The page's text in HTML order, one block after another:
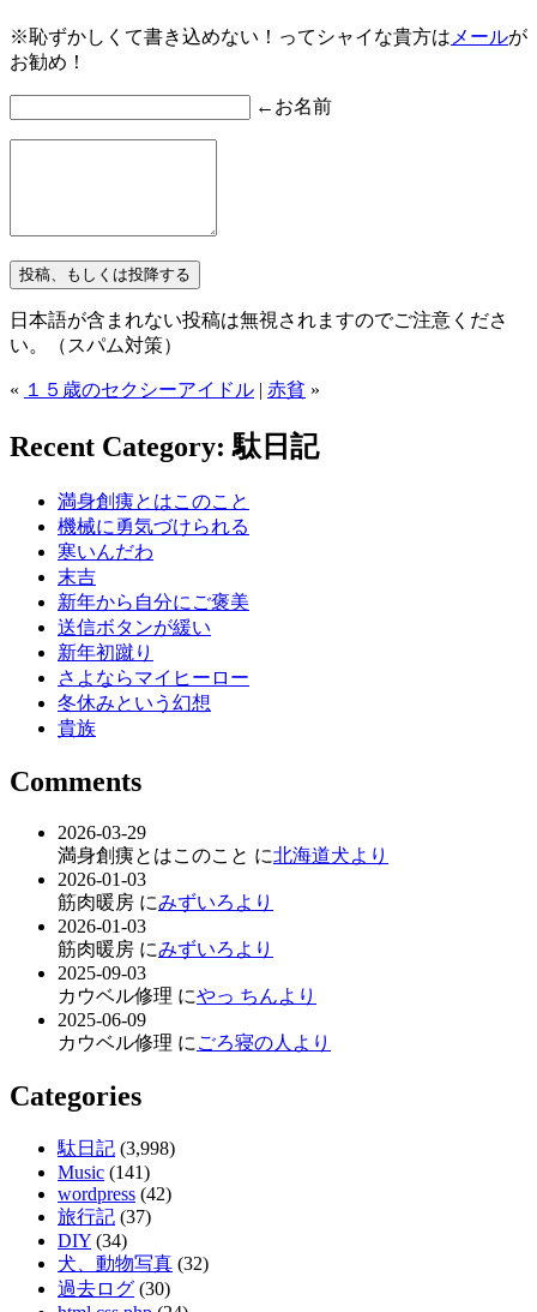
※恥ずかしくて書き込めない！ってシャイな貴方は メールが
お勧め！
←お名前
日本語が含まれない投稿は無視されますのでご注意くださ
い。（スパム対策）
« １５歳のセクシーアイドル | 赤貧 »
Recent Category: 駄日記
満身創痍とはこのこと
機械に勇気づけられる
寒いんだわ
末吉
新年から自分にご褒美
送信ボタンが緩い
新年初蹴り
さよならマイヒーロー
冬休みという幻想
貴族
Comments
2026-03-29
満身創痍とはこのこと に北海道犬より
2026-01-03
筋肉暖房 にみずいろより
2026-01-03
筋肉暖房 にみずいろより
2025-09-03
カウベル修理 にやっ ちんより
2025-06-09
カウベル修理 に ごろ寝の人より
Categories
駄日記 (3,998)
Music (141)
wordpress (42)
旅行記 (37)
DIY (34)
犬、動物写真 (32)
過去ログ (30)